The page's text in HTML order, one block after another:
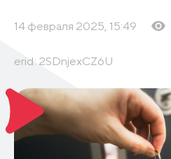
14 февраля 2025, 15:49
erid: 2SDnjexCZ6U